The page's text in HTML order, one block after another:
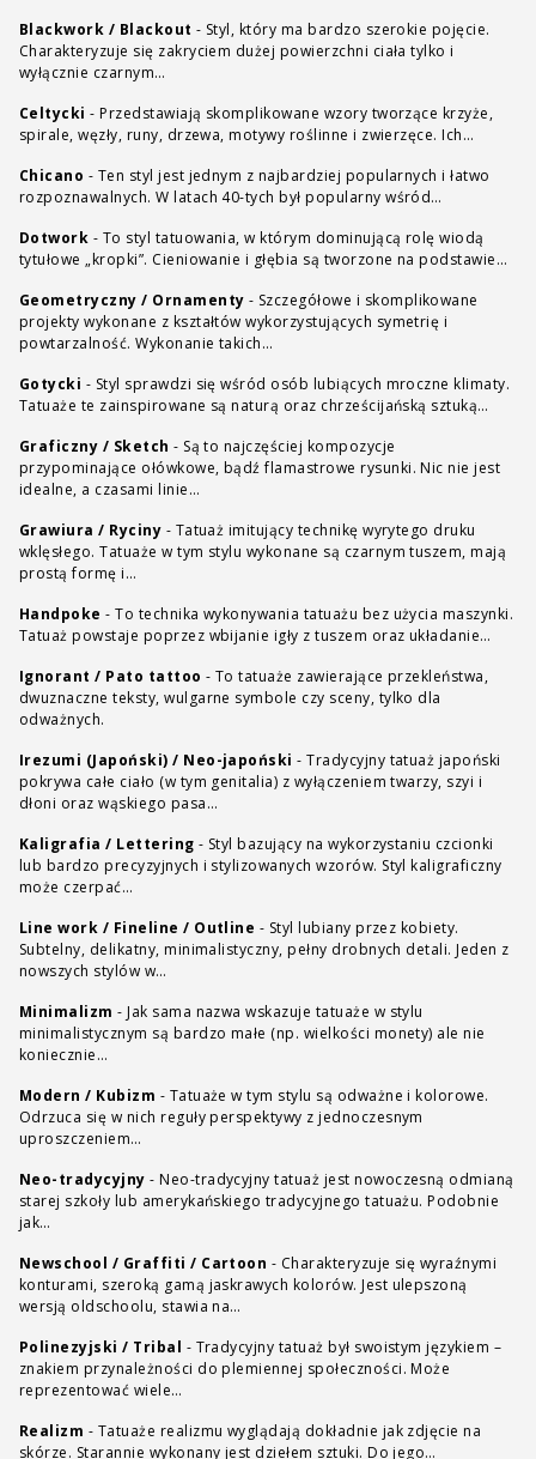
Blackwork / Blackout - Styl, który ma bardzo szerokie pojęcie.
Charakteryzuje się zakryciem dużej powierzchni ciała tylko i
wyłącznie czarnym…
Celtycki - Przedstawiają skomplikowane wzory tworzące krzyże,
spirale, węzły, runy, drzewa, motywy roślinne i zwierzęce. Ich…
Chicano - Ten styl jest jednym z najbardziej popularnych i łatwo
rozpoznawalnych. W latach 40-tych był popularny wśród…
Dotwork - To styl tatuowania, w którym dominującą rolę wiodą
tytułowe „kropki”. Cieniowanie i głębia są tworzone na podstawie…
Geometryczny / Ornamenty - Szczegółowe i skomplikowane
projekty wykonane z kształtów wykorzystujących symetrię i
powtarzalność. Wykonanie takich…
Gotycki - Styl sprawdzi się wśród osób lubiących mroczne klimaty.
Tatuaże te zainspirowane są naturą oraz chrześcijańską sztuką…
Graficzny / Sketch - Są to najczęściej kompozycje
przypominające ołówkowe, bądź flamastrowe rysunki. Nic nie jest
idealne, a czasami linie…
Grawiura / Ryciny - Tatuaż imitujący technikę wyrytego druku
wklęsłego. Tatuaże w tym stylu wykonane są czarnym tuszem, mają
prostą formę i…
Handpoke - To technika wykonywania tatuażu bez użycia maszynki.
Tatuaż powstaje poprzez wbijanie igły z tuszem oraz układanie…
Ignorant / Pato tattoo - To tatuaże zawierające przekleństwa,
dwuznaczne teksty, wulgarne symbole czy sceny, tylko dla
odważnych.
Irezumi (Japoński) / Neo-japoński - Tradycyjny tatuaż japoński
pokrywa całe ciało (w tym genitalia) z wyłączeniem twarzy, szyi i
dłoni oraz wąskiego pasa…
Kaligrafia / Lettering - Styl bazujący na wykorzystaniu czcionki
lub bardzo precyzyjnych i stylizowanych wzorów. Styl kaligraficzny
może czerpać…
Line work / Fineline / Outline - Styl lubiany przez kobiety.
Subtelny, delikatny, minimalistyczny, pełny drobnych detali. Jeden z
nowszych stylów w…
Minimalizm - Jak sama nazwa wskazuje tatuaże w stylu
minimalistycznym są bardzo małe (np. wielkości monety) ale nie
koniecznie…
Modern / Kubizm - Tatuaże w tym stylu są odważne i kolorowe.
Odrzuca się w nich reguły perspektywy z jednoczesnym
uproszczeniem…
Neo-tradycyjny - Neo-tradycyjny tatuaż jest nowoczesną odmianą
starej szkoły lub amerykańskiego tradycyjnego tatuażu. Podobnie
jak…
Newschool / Graffiti / Cartoon - Charakteryzuje się wyraźnymi
konturami, szeroką gamą jaskrawych kolorów. Jest ulepszoną
wersją oldschoolu, stawia na…
Polinezyjski / Tribal - Tradycyjny tatuaż był swoistym językiem –
znakiem przynależności do plemiennej społeczności. Może
reprezentować wiele…
Realizm - Tatuaże realizmu wyglądają dokładnie jak zdjęcie na
skórze. Starannie wykonany jest dziełem sztuki. Do jego…